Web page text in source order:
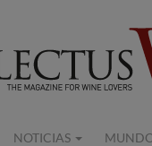
NOTICIAS